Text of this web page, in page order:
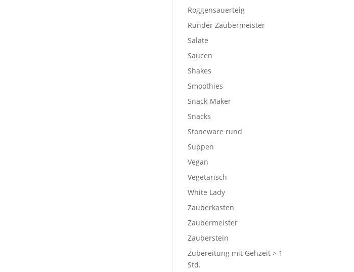
Roggensauerteig
Runder Zaubermeister
Salate
Saucen
Shakes
Smoothies
Snack-Maker
Snacks
Stoneware rund
Suppen
Vegan
Vegetarisch
White Lady
Zauberkasten
Zaubermeister
Zauberstein
Zubereitung mit Gehzeit > 1
Std.